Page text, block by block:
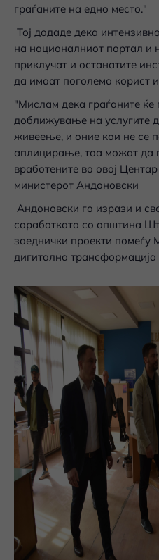
граѓаните на едно место."
Тој додаде дека
на националниот портал и
приклучат и останатите
да имаат поголема корист
"Мислам дека граѓаните ќе
доближување на услугите
живеење, и оние кои не се
аплицирање, тоа можат да
вработените во овој
министерот Андоновски
Андоновски го изрази и
соработката со општина
заеднички проекти помеѓу
дигитална